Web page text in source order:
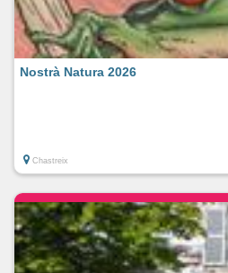
Nostrà Natura 2026
Chastreix